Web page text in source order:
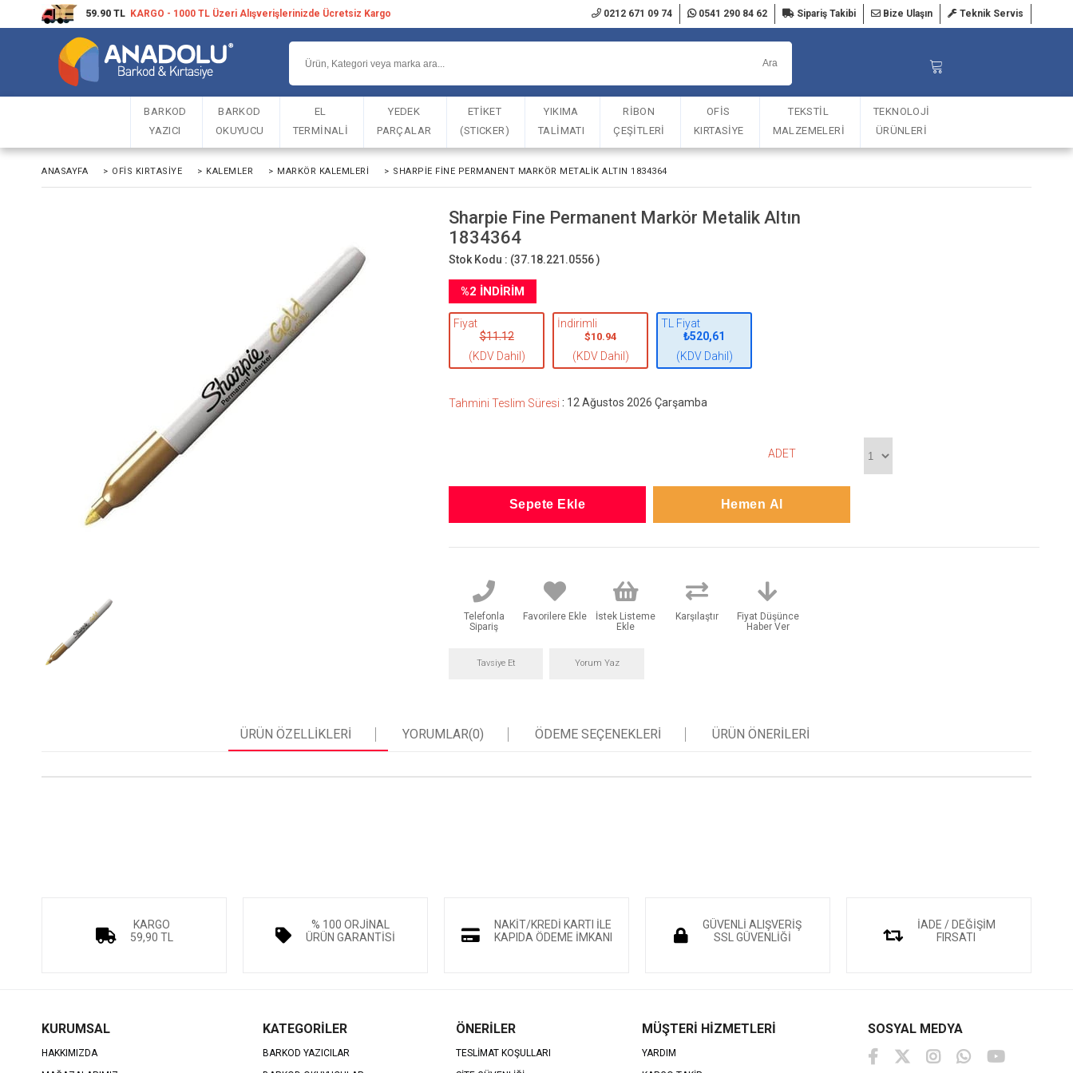
59.90 TL KARGO - 1000 TL Üzeri Alışverişlerinizde Ücretsiz Kargo 0212 671 09 74 0541 290 84 62 Sipariş Takibi Bize Ulaşın Teknik Servis
BARKOD
YAZICI
BARKOD
OKUYUCU
EL
TERMİNALİ
YEDEK
PARÇALAR
ETİKET
(STICKER)
YIKIMA
TALİMATI
RİBON
ÇEŞİTLERİ
OFİS
KIRTASİYE
TEKSTİL
MALZEMELERİ
TEKNOLOJİ
ÜRÜNLERİ
ANASAYFA > OFIS KIRTASIYE > KALEMLER > MARKÖR KALEMLERI > SHARPIE FINE PERMANENT MARKÖR METALIK ALTIN 1834364
Sharpie Fine Permanent Markör Metalik Altın
1834364
Stok Kodu : (37.18.221.0556 )
%2 İNDIRIM
Fiyat
$11.12
(KDV Dahil)
İndirimli
$10.94
(KDV Dahil)
TL Fiyat
₺520,61
(KDV Dahil)
Tahmini Teslim Süresi : 12 Ağustos 2026 Çarşamba
ADET
Telefonla
Sipariş
Favorilere Ekle
İstek Listeme
Ekle
Karşılaştır
Fiyat Düşünce
Haber Ver
Tavsiye Et Yorum Yaz
ÜRÜN ÖZELLIKLERI YORUMLAR(0) ÖDEME SEÇENEKLERI ÜRÜN ÖNERILERI
KARGO
59,90 TL
% 100 ORJİNAL
ÜRÜN GARANTİSİ
NAKİT/KREDİ KARTI İLE
KAPIDA ÖDEME İMKANI
GÜVENLİ ALIŞVERİŞ
SSL GÜVENLİĞİ
İADE / DEĞİŞİM
FIRSATI
KURUMSAL
HAKKIMIZDA
KATEGORİLER
BARKOD YAZICILAR
ÖNERİLER
TESLİMAT KOŞULLARI
MÜŞTERİ HİZMETLERİ
YARDIM
SOSYAL MEDYA